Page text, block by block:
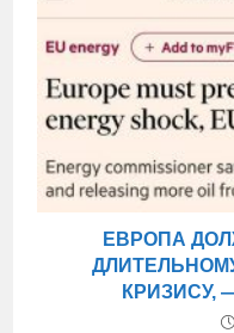
ЕВРОПА
КРИЗИСУ,